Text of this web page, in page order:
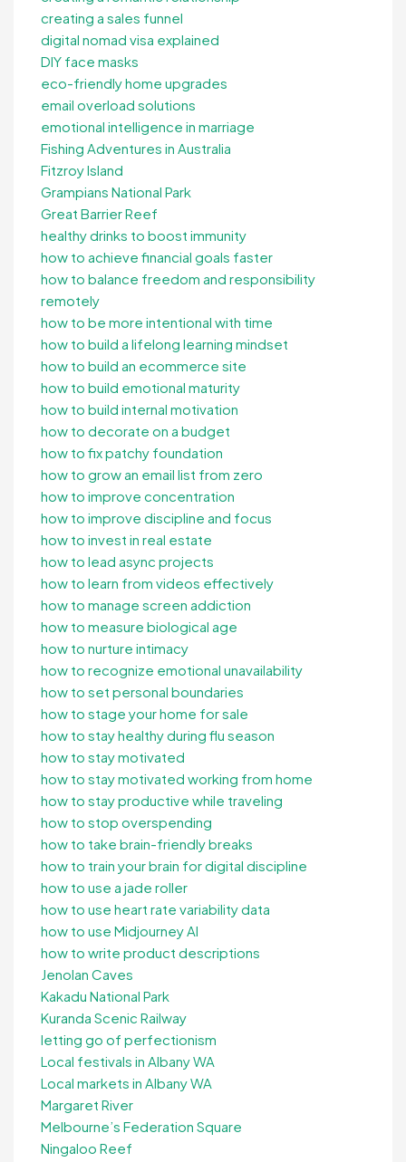
creating a sales funnel
digital nomad visa explained
DIY face masks
eco-friendly home upgrades
email overload solutions
emotional intelligence in marriage
Fishing Adventures in Australia
Fitzroy Island
Grampians National Park
Great Barrier Reef
healthy drinks to boost immunity
how to achieve financial goals faster
how to balance freedom and responsibility
remotely
how to be more intentional with time
how to build a lifelong learning mindset
how to build an ecommerce site
how to build emotional maturity
how to build internal motivation
how to decorate on a budget
how to fix patchy foundation
how to grow an email list from zero
how to improve concentration
how to improve discipline and focus
how to invest in real estate
how to lead async projects
how to learn from videos effectively
how to manage screen addiction
how to measure biological age
how to nurture intimacy
how to recognize emotional unavailability
how to set personal boundaries
how to stage your home for sale
how to stay healthy during flu season
how to stay motivated
how to stay motivated working from home
how to stay productive while traveling
how to stop overspending
how to take brain-friendly breaks
how to train your brain for digital discipline
how to use a jade roller
how to use heart rate variability data
how to use Midjourney AI
how to write product descriptions
Jenolan Caves
Kakadu National Park
Kuranda Scenic Railway
letting go of perfectionism
Local festivals in Albany WA
Local markets in Albany WA
Margaret River
Melbourne’s Federation Square
Ningaloo Reef